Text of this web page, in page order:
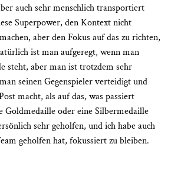
auch sehr menschlich transportiert
Superpower, den Kontext nicht
aber den Fokus auf das zu richten,
ist man aufgeregt, wenn man
steht, aber man ist trotzdem sehr
seinen Gegenspieler verteidigt und
macht, als auf das, was passiert
Goldmedaille oder eine Silbermedaille
sehr geholfen, und ich habe auch
geholfen hat, fokussiert zu bleiben.